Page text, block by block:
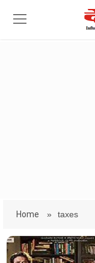
Home » taxes